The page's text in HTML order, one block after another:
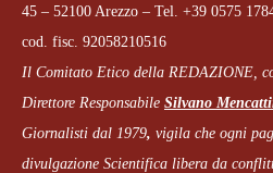
45 – 52100 Arezzo – Tel. +39 0575
cod. fisc. 92058210516
Il Comitato Etico della REDAZIONE,
Direttore Responsabile Silvano
Giornalisti dal 1979, vigila che ogni
divulgazione Scientifica libera da